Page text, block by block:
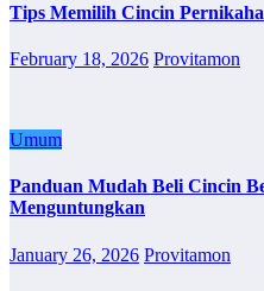
Tips Memilih Cincin
February 18, 2026 Provitamon
Umum
Panduan Mudah Beli Cincin
Menguntungkan
January 26, 2026 Provitamon